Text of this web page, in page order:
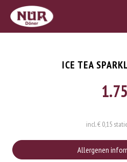
ICE TEA
1.75
incl. € 0,15
Allergenen